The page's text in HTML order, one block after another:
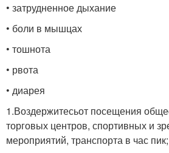
• затрудненное дыхание
• боли в мышцах
• тошнота
• рвота
• диарея
1.Воздержитесьот посещения
торговых центров, спортивных и
мероприятий, транспорта в час пик;